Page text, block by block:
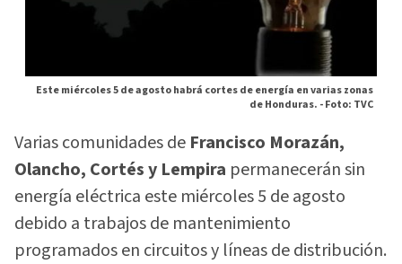
Este miércoles 5 de agosto habrá cortes de energía en varias zonas
de Honduras. -Foto: TVC
Varias comunidades de Francisco Morazán,
Olancho, Cortés y Lempira permanecerán sin
energía eléctrica este miércoles 5 de agosto
debido a trabajos de mantenimiento
programados en circuitos y líneas de distribución.